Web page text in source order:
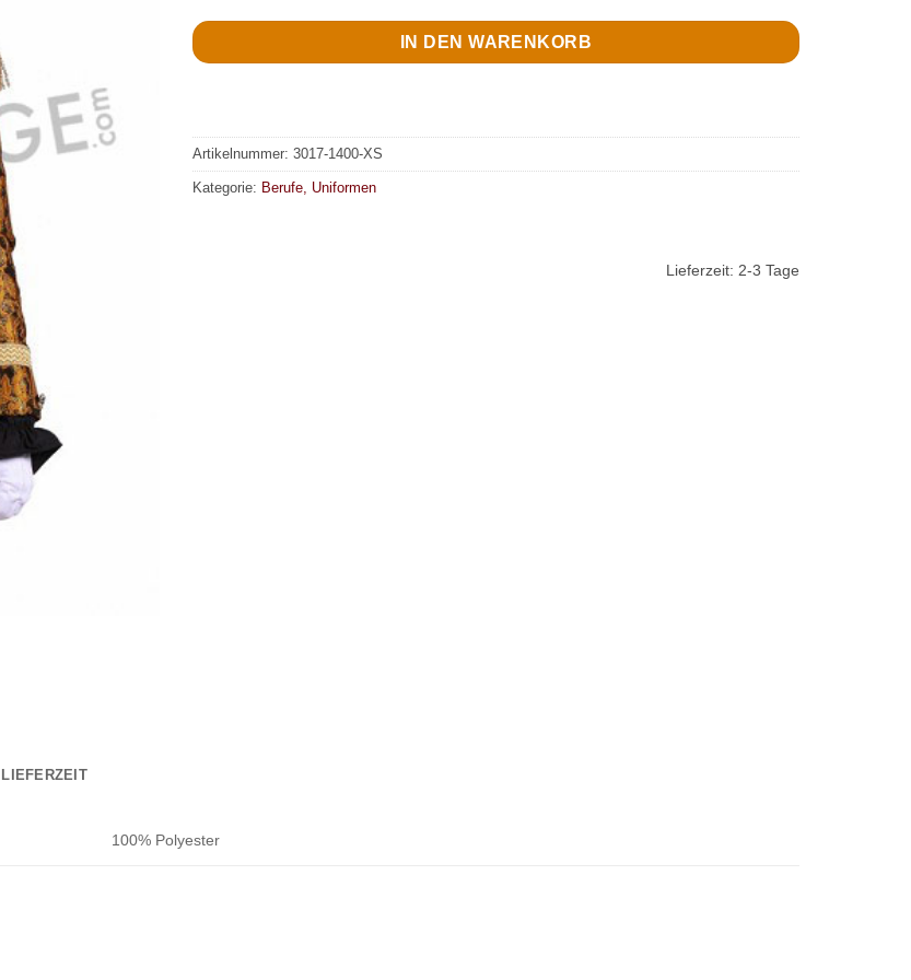
IN DEN WARENKORB
Artikelnummer: 3017-1400-XS
Kategorie: Berufe, Uniformen
Lieferzeit: 2-3 Tage
LIEFERZEIT
100% Polyester